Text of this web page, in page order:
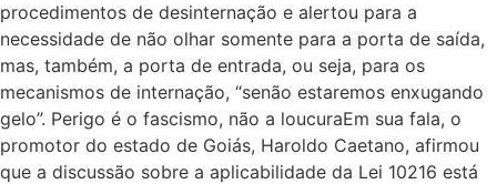
procedimentos de desinternação e alertou para a
necessidade de não olhar somente para a porta de saída,
mas, também, a porta de entrada, ou seja, para os
mecanismos de internação, “senão estaremos enxugando
gelo”. Perigo é o fascismo, não a loucuraEm sua fala, o
promotor do estado de Goiás, Haroldo Caetano, afirmou
que a discussão sobre a aplicabilidade da Lei 10216 está